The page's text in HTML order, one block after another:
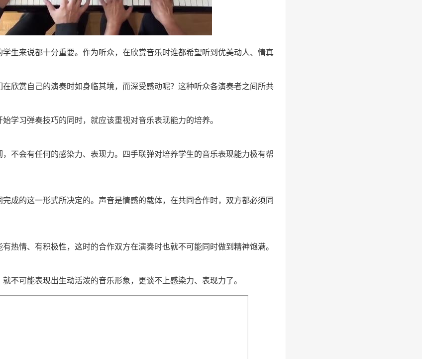
生来说都十分重要。作为听众，在欣赏音乐时谁都希望听到优美动人、情真
欣赏自己的演奏时如身临其境，而深受感动呢？这种听众各演奏者之间所共
学习弹奏技巧的同时，就应该重视对音乐表现能力的培养。
不会有任何的感染力、表现力。四手联弹对培养学生的音乐表现能力极有帮
成的这一形式所决定的。声音是情感的载体，在共同合作时，双方都必须同
热情、有积极性，这时的合作双方在演奏时也就不可能同时做到精神饱满。
不可能表现出生动活泼的音乐形象，更谈不上感染力、表现力了。